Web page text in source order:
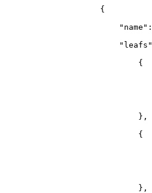
{
"name" :
"leafs"
{
} ,
{
} ,